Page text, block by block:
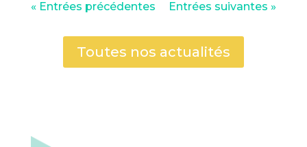
« Entrées précédentes Entrées suivantes »
Toutes nos actualités